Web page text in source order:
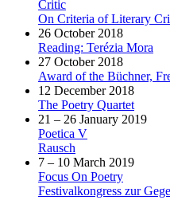
Critic
On Criteria of Literary
26 October 2018
Reading: Terézia Mora
27 October 2018
Award of the Büchner,
12 December 2018
The Poetry Quartet
21 – 26 January 2019
Poetica V
Rausch
7 – 10 March 2019
Focus On Poetry
Festivalkongress zur